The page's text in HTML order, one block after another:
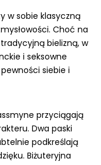
w sobie klasyczną
Choć na
bielizną, w
i seksowne
siebie i
przyciągają
Dwa paski
podkreślają
Biżuteryjna